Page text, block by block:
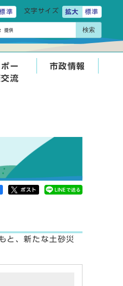
準 文字サイズ 拡大 標準
検索
ー
流
市政情報
と、新たな土砂災